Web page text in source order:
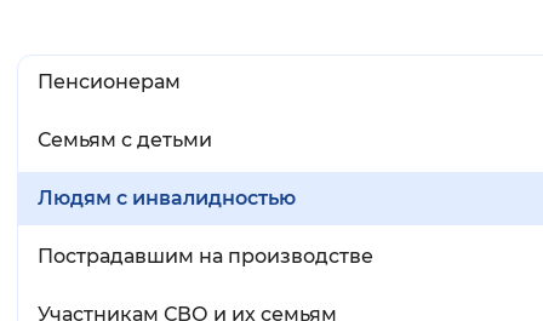
Пенсионерам
Семьям с детьми
Людям с инвалидностью
Пострадавшим на производстве
Участникам СВО и их семьям